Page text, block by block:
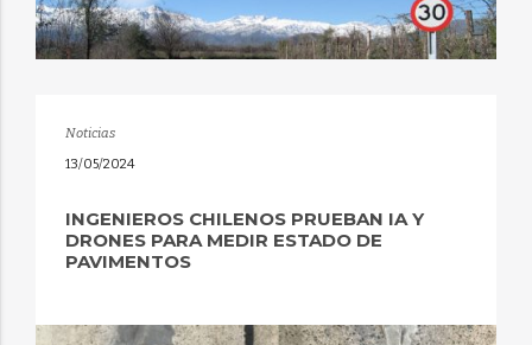
Noticias
13/05/2024
INGENIEROS CHILENOS PRUEBAN IA Y
DRONES PARA MEDIR ESTADO DE
PAVIMENTOS